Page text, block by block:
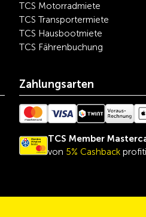
TCS Motorradmiete
TCS Transportermiete
TCS Hausbootmiete
TCS Fährenbuchung
Zahlungsarten
TCS Member
von 5% Cashback